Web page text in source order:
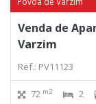
Venda de
Varzim
Ref.: PV11123
72 m2 2